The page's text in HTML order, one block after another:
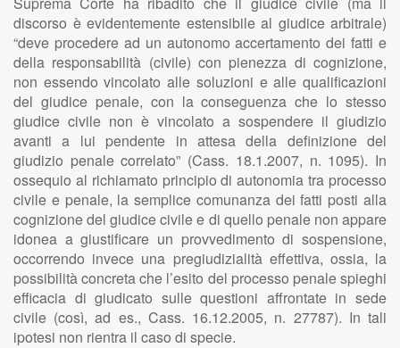
discorso è evidentemente estensibile al giudice arbitrale)
“deve procedere ad un autonomo accertamento dei fatti e
della responsabilità (civile) con pienezza di cognizione,
non essendo vincolato alle soluzioni e alle qualificazioni
del giudice penale, con la conseguenza che lo stesso
giudice civile non è vincolato a sospendere il giudizio
avanti a lui pendente in attesa della definizione del
giudizio penale correlato” (Cass. 18.1.2007, n. 1095). In
ossequio al richiamato principio di autonomia tra processo
civile e penale, la semplice comunanza dei fatti posti alla
cognizione del giudice civile e di quello penale non appare
idonea a giustificare un provvedimento di sospensione,
occorrendo invece una pregiudizialità effettiva, ossia, la
possibilità concreta che l’esito del processo penale spieghi
efficacia di giudicato sulle questioni affrontate in sede
civile (così, ad es., Cass. 16.12.2005, n. 27787). In tali
ipotesi non rientra il caso di specie.